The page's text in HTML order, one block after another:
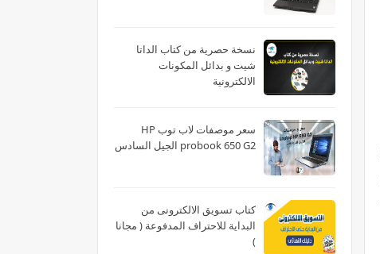
نسخة حصرية من كتاب الداتا
شيت و بدائل المكونات
الالكترونية
سعر موصفات لاب توب HP
probook 650 G2 الجيل السادس
كتاب تسويق الالكترونى من
البداية للاحتراف المدفوعة ( مجانا
)